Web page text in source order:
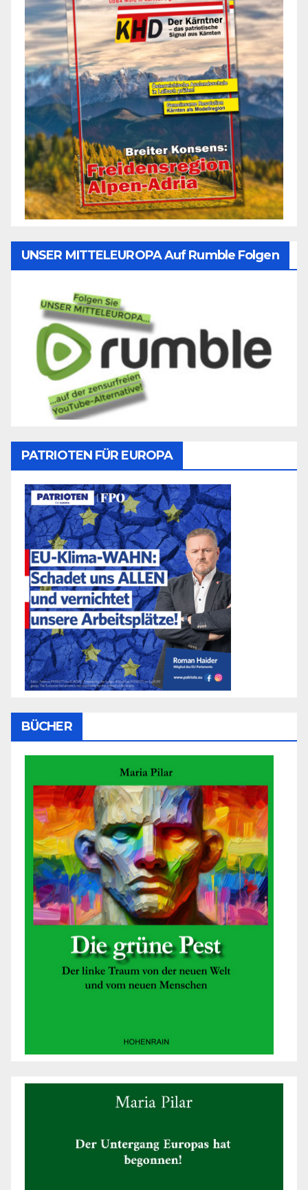
UNSER MITTELEUROPA Auf Rumble Folgen
PATRIOTEN FÜR EUROPA
BÜCHER